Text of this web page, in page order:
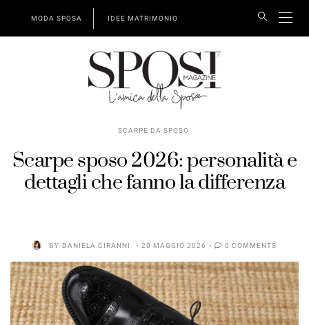
MODA SPOSA IDEE MATRIMONIO
SCARPE DA SPOSO
Scarpe sposo 2026: personalità e
dettagli che fanno la differenza
BY DANIELA CIRANNI 20 MAGGIO 2026 0 COMMENTS